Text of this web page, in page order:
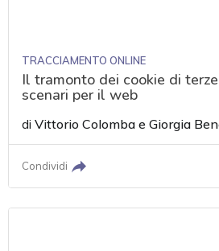
TRACCIAMENTO ONLINE
Il tramonto dei cookie di
scenari per il web
diVittorio Colomba eGiorgia
Condividi